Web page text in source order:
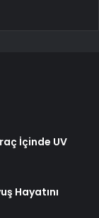
İçinde UV
Hayatını